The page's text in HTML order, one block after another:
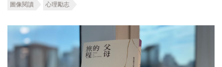
圖像閱讀 心理勵志